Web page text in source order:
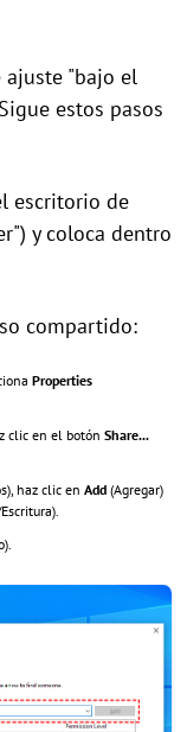
ajuste "bajo el
estos pasos
escritorio de
y coloca dentro
compartido:
Properties
clic en el botón Share...
haz clic en Add (Agregar)